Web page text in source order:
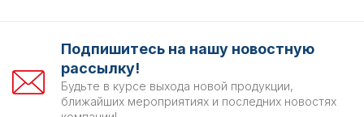
Подпишитесь на нашу новостную
рассылку!
Будьте в курсе выхода новой продукции,
ближайших мероприятиях и последних новостях